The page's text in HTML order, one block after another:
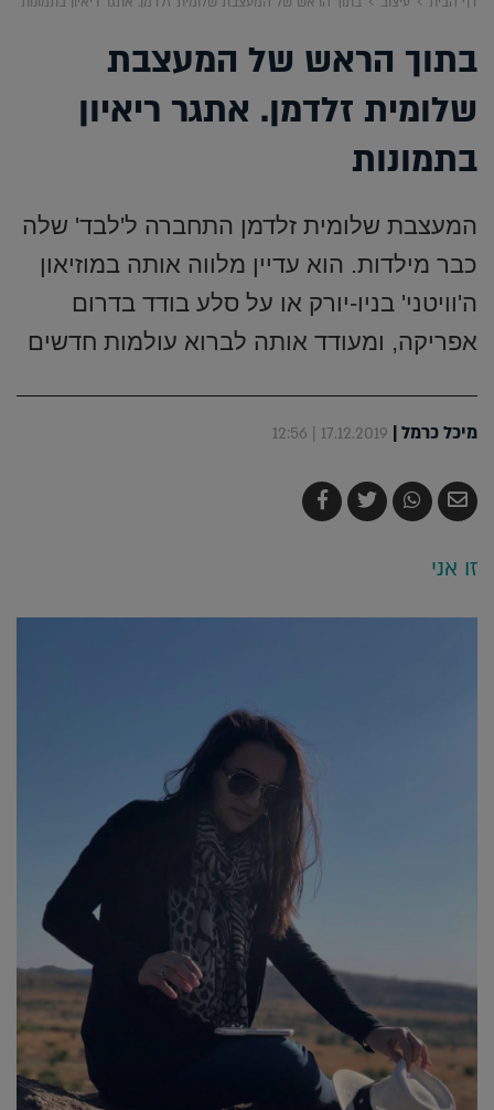
בתוך הראש של המעצבת
שלומית זלדמן. אתגר ריאיון
בתמונות
המעצבת שלומית זלדמן התחברה ל'לבד' שלה
כבר מילדות. הוא עדיין מלווה אותה במוזיאון
ה'וויטני' בניו-יורק או על סלע בודד בדרום
אפריקה, ומעודד אותה לברוא עולמות חדשים
מיכל כרמל|
17.12.2019 | 12:56
שלח
בדואר
שתף
ב-
צייץ
ב-
שתף
ב-
זו אני